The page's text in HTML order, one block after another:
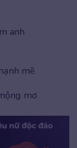
anh
mẽ
mơ